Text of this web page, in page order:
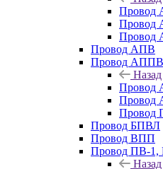
Провод
Провод
Провод
Провод АПВ
Провод
Назад
Провод
Провод
Провод БПВЛ
Провод ВПП
Провод ПВ-1,
Назад